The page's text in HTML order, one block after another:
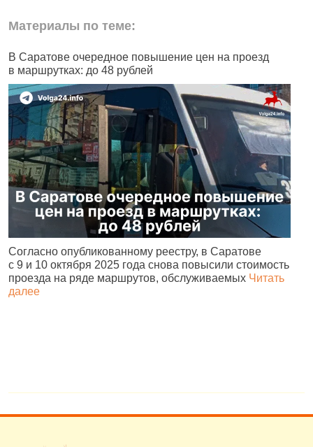
Материалы по теме:
В Саратове очередное повышение цен на проезд
в маршрутках: до 48 рублей
Согласно опубликованному реестру, в Саратове
с 9 и 10 октября 2025 года снова повысили стоимость
проезда на ряде маршрутов, обслуживаемых Читать
далее